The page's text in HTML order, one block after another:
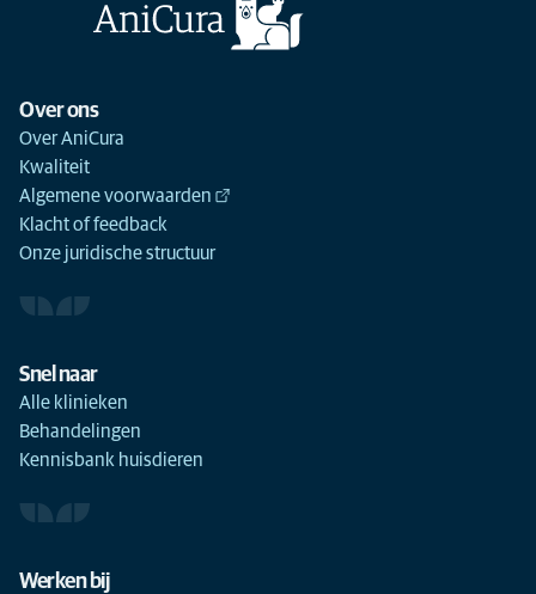
Over ons
Over AniCura
Kwaliteit
Algemene voorwaarden
Klacht of feedback
Onze juridische structuur
Snel naar
Alle klinieken
Behandelingen
Kennisbank huisdieren
Werken bij